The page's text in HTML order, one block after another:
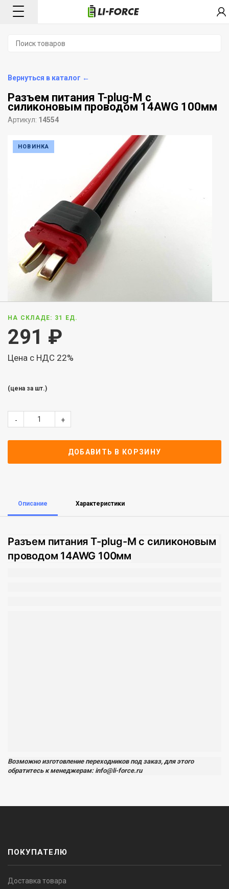
Вернуться в каталог ←
Разъем питания T-plug-M с
силиконовым проводом 14AWG 100мм
Артикул: 14554
НОВИНКА
НА СКЛАДЕ: 31 ЕД.
291 ₽
Цена с НДС 22%
(цена за шт.)
- +
ДОБАВИТЬ В КОРЗИНУ
Описание Характеристики
Разъем питания T-plug-M с силиконовым
проводом 14AWG 100мм
Возможно изготовление переходников под заказ, для этого
обратитесь к менеджерам: info@li-force.ru
ПОКУПАТЕЛЮ
Доставка товара